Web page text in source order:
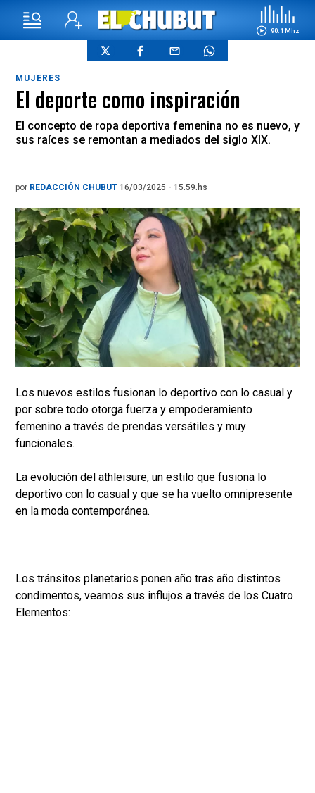
90.1 Mhz
MUJERES
El deporte como inspiración
El concepto de ropa deportiva femenina no es nuevo, y
sus raíces se remontan a mediados del siglo XIX.
por REDACCIÓN CHUBUT 16/03/2025 - 15.59.hs
Los nuevos estilos fusionan lo deportivo con lo casual y
por sobre todo otorga fuerza y empoderamiento
femenino a través de prendas versátiles y muy
funcionales.
La evolución del athleisure, un estilo que fusiona lo
deportivo con lo casual y que se ha vuelto omnipresente
en la moda contemporánea.
Los tránsitos planetarios ponen año tras año distintos
condimentos, veamos sus influjos a través de los Cuatro
Elementos: